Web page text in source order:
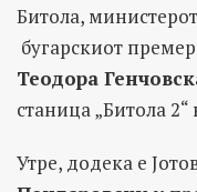
Битола,
бугарскиот премер
Теодора
станица „Битола
Утре, додека е